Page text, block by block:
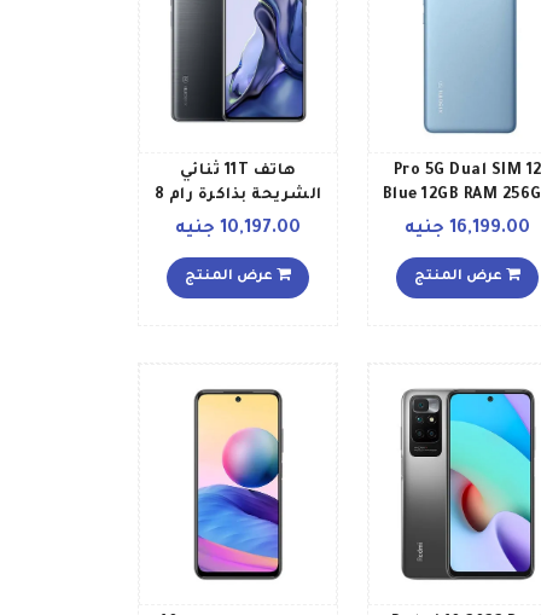
12 Pro 5G Dual SIM
Blue 12GB RAM
Global Version
16,199.00 جنيه
عرض المنتج
هاتف 11T ثنائي
الشريحة بذاكرة رام 8
جيجابايت وذاكرة داخلية
تقنية 5G، بلون رمادي
ميتيورايت إصدار
10,197.00 جنيه
عرض المنتج